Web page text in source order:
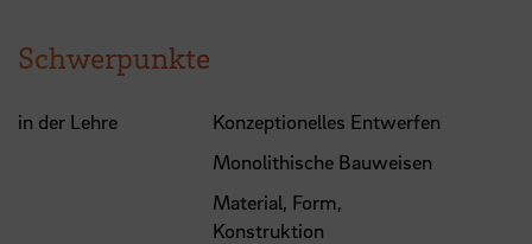
Schwerpunkte
in der Lehre
Konzeptionelles Entwerfen
Monolithische Bauweisen
Material, Form,
Konstruktion